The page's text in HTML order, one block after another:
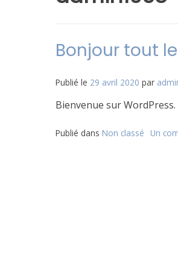
Bonjour tout
Publié le 29 avril 2020 par
Bienvenue sur
Publié dans Non classé Un